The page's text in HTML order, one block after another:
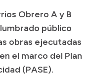
Obrero A y B
público
obras ejecutadas
el marco del Plan
(PASE).